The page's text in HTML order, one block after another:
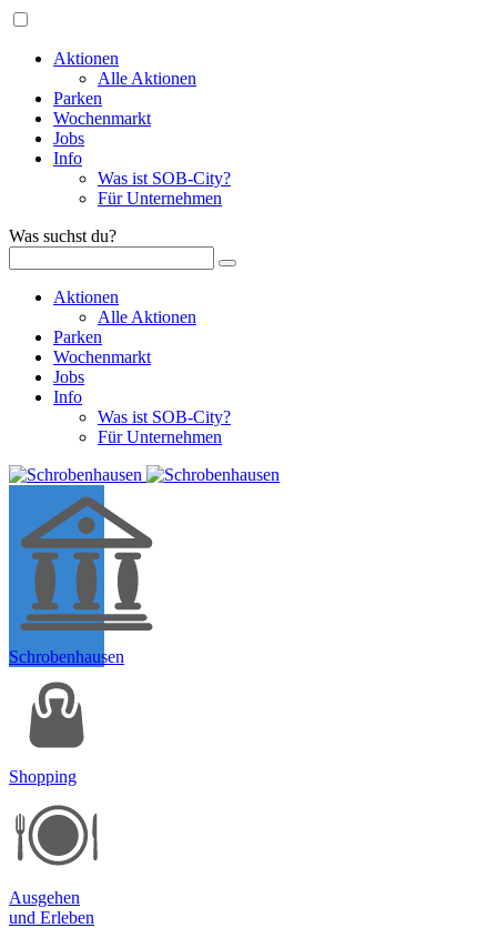
Aktionen
Alle Aktionen
Parken
Wochenmarkt
Jobs
Info
Was ist SOB-City?
Für Unternehmen
Was suchst du?
Aktionen
Alle Aktionen
Parken
Wochenmarkt
Jobs
Info
Was ist SOB-City?
Für Unternehmen
Schrobenhausen
Shopping
Ausgehen
und Erleben